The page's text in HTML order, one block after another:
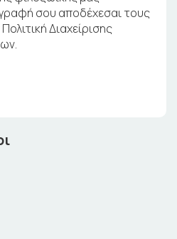
σου αποδέχεσαι τους
Διαχείρισης